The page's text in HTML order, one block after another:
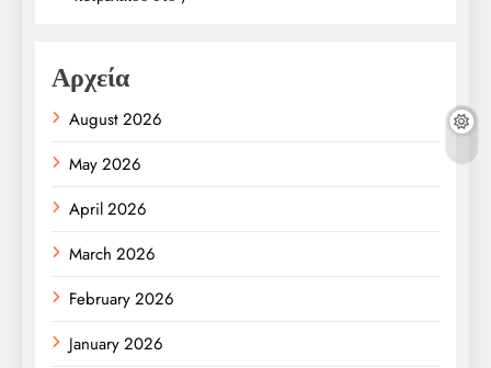
Αρχεία
August 2026
May 2026
April 2026
March 2026
February 2026
January 2026